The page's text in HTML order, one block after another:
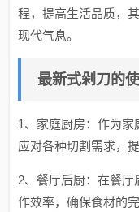
程，提高生活品质，
现代气息。
最新式剁刀的
1、家庭厨房：作为
应对各种切割需求，
2、餐厅后厨：在餐
作效率，确保食材的